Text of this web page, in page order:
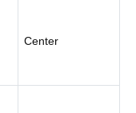
Center